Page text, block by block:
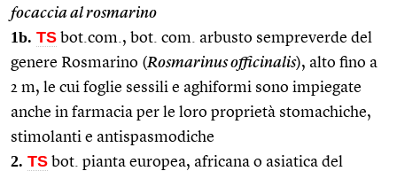
focaccia al rosmarino
1b. TS bot.com., bot. com. arbusto sempreverde del
genere Rosmarino (Rosmarinus officinalis), alto fino a
2 m, le cui foglie sessili e aghiformi sono impiegate
anche in farmacia per le loro proprietà stomachiche,
stimolanti e antispasmodiche
2. TS bot. pianta europea, africana o asiatica del